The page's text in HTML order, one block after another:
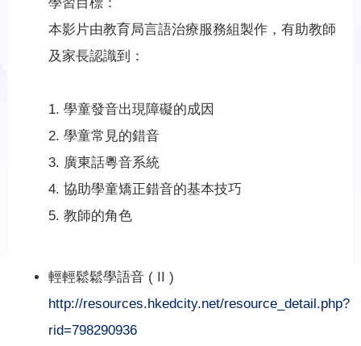
本影片由教育局言語治療服務組製作，有助教師
及家長認識到：
1. 學童發音出現障礙的成因
2. 學童常見的錯音
3. 廣東話粵音系統
4. 協助學童矯正錯音的基本技巧
5. 教師的角色
輕輕鬆鬆學語音 ( II )
http://resources.hkedcity.net/resource_detail.php?
rid=798290936